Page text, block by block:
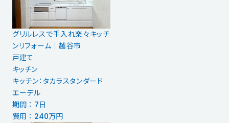
グリルレスで手入れ楽々キッチ
ンリフォーム｜越谷市
戸建て
キッチン
キッチン：タカラスタンダード
エーデル
期間 ： 7日
費用 ： 240万円